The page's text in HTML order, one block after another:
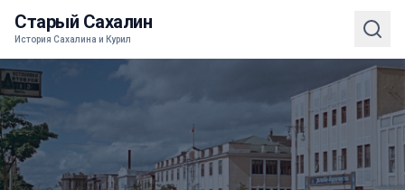
Старый Сахалин
История Сахалина и Курил